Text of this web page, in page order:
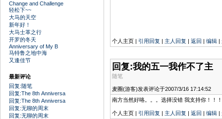
Change and Challenge
轻松下~~
大马的天空
新年好！
大马士革之行
开罗的冬天
Anniversary of My B
马特鲁之地中海
又逢佳节
最新评论
回复:随笔
回复:The 8th Anniversa
回复:The 8th Anniversa
回复:无聊的周末
回复:无聊的周末
个人主页 | 引用回复 | 主人回复 | 返回 | 编辑 |
回复:我的五一我作不了主
随笔
麦圈(游客)发表评论于2007/3/16 17:14:52
南方当然好咯。。。选择没错 我支持你！！
个人主页 | 引用回复 | 主人回复 | 返回 | 编辑 |